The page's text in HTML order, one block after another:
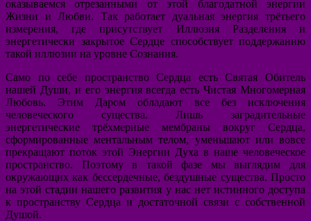
оказываемся отрезанными от этой благодатной энергии
Жизни и Любви. Так работает дуальная энергия трётьего
измерения, где присутствует Иллюзия Разделения и
энергетически закрытое Сердце способствует поддержанию
такой иллюзии на уровне Сознания.
Само по себе пространство Сердца есть Святая Обитель
нашей Души, и его энергия всегда есть Чистая Многомерная
Любовь. Этим Даром обладают все без исключения
человеческого существа. Лишь заградительные
энергетические трёхмерные мембраны вокруг Сердца,
сформированные ментальным телом, уменьшают или вовсе
прекращают поток этой Энергии Духа в наше человеческое
пространство. Поэтому в такой фазе мы выглядим для
окружающих как бессердечные, бездушные существа. Просто
на этой стадии нашего развития у нас нет истинного доступа
к пространству Сердца и достаточной связи с собственной
Душой.